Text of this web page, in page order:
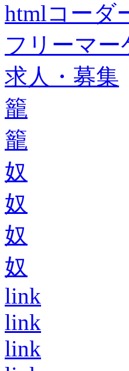
htmlコーダ
フリーマー
求人・募集
籠
籠
奴
奴
奴
奴
link
link
link